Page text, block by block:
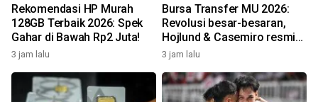
Rekomendasi HP Murah
128GB Terbaik 2026: Spek
Gahar di Bawah Rp2 Juta!
3 jam lalu
Bursa Transfer MU 2026:
Revolusi besar-besaran,
Hojlund & Casemiro resmi
didepak!
3 jam lalu